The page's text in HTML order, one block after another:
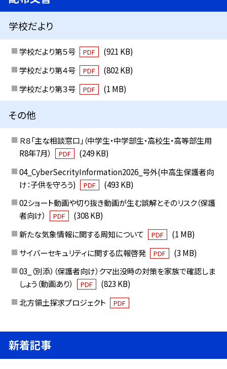
学校だより
学校だより第５号 PDF
(921 KB)
学校だより第４号
PDF
(802 KB)
学校だより第３号
PDF (1 MB)
その他
Ｒ８「主な相談窓口」（中学生・中学部生・高校生・高等部生用
R8年7月）
PDF
(249 KB)
04_CyberSecrityInformation2026_号外(中高生保護者向
け：子供を守ろう)
PDF
(493 KB)
02ショート動画や切り抜き動画が生む誤解とそのリスク（保護
者向け）
PDF
(308 KB)
新たな気象情報に関する周知について
PDF
(1 MB)
サイバーセキュリティに関する広報啓発
PDF
(3 MB)
03_（別添）（保護者向け）クマ出没時の対策を家族で確認しま
しょう（動画あり）
PDF
(823 KB)
北方領土探求プロジェクト
PDF
新着記事